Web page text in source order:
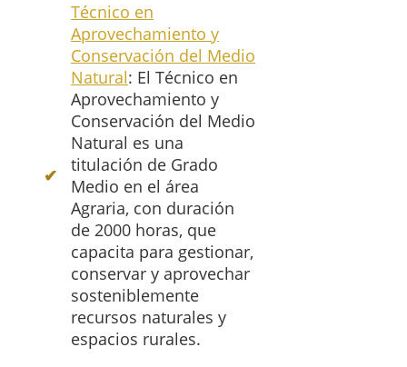
Técnico en
Aprovechamiento y
Conservación del Medio
Natural: El Técnico en
Aprovechamiento y
Conservación del Medio
Natural es una
titulación de Grado
Medio en el área
Agraria, con duración
de 2000 horas, que
capacita para gestionar,
conservar y aprovechar
sosteniblemente
recursos naturales y
espacios rurales.